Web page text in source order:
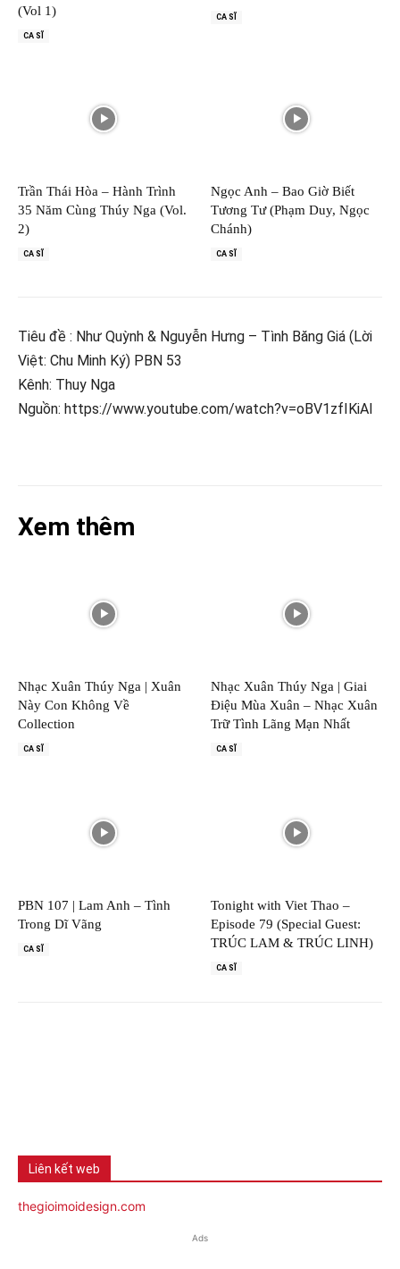
(Vol 1)
CA SĨ
CA SĨ
Trần Thái Hòa – Hành Trình
35 Năm Cùng Thúy Nga (Vol.
2)
CA SĨ
Ngọc Anh – Bao Giờ Biết
Tương Tư (Phạm Duy, Ngọc
Chánh)
CA SĨ
Tiêu đề : Như Quỳnh & Nguyễn Hưng – Tình Băng Giá (Lời
Việt: Chu Minh Ký) PBN 53
Kênh: Thuy Nga
Nguồn: https://www.youtube.com/watch?v=oBV1zfIKiAI
Xem thêm
Nhạc Xuân Thúy Nga | Xuân
Này Con Không Về
Collection
CA SĨ
Nhạc Xuân Thúy Nga | Giai
Điệu Mùa Xuân – Nhạc Xuân
Trữ Tình Lãng Mạn Nhất
CA SĨ
PBN 107 | Lam Anh – Tình
Trong Dĩ Vãng
CA SĨ
Tonight with Viet Thao –
Episode 79 (Special Guest:
TRÚC LAM & TRÚC LINH)
CA SĨ
Liên kết web
thegioimoidesign.com
Ads